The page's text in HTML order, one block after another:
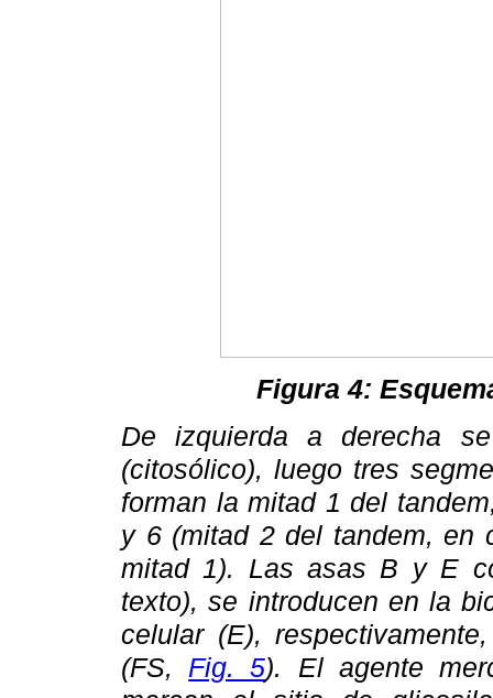
Figura 4:
De izquierda a derecha
(citosólico), luego tres
forman la mitad 1 del
y 6 (mitad 2 del tandem, en
mitad 1). Las asas B y E
texto), se introducen en la
celular (E),
(FS, Fig. 5). El agente